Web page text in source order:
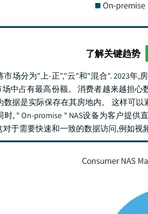
了解关键趋势
场分为"上-正","云"和"混合". 2023年,
中占有最高份额。 消费者越来越担
数据是实际保存在其房地内。 这样可
时, " On-promise " NAS设备为客户提
对于需要快速和一致的数据访问,例如